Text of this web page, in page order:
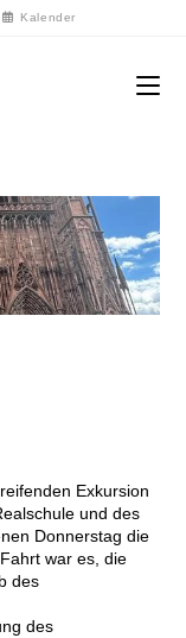
Kalender
Exkursion
und des
Donnerstag die
war es, die
des
des